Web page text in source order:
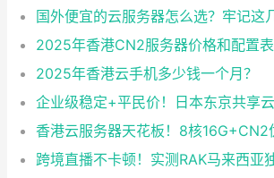
2025年香港CN2服务器价格和配置表
2025年香港云手机多少钱一个月？